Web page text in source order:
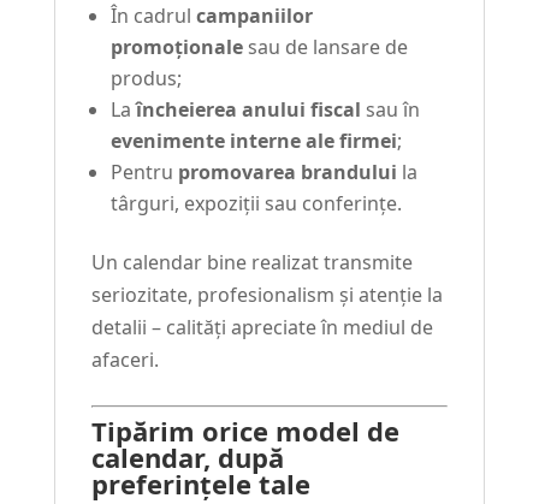
În cadrul campaniilor
promoționalesau de lansare de
produs;
Laîncheierea anului fiscal sau în
evenimente interne ale firmei;
Pentru promovarea brandului la
târguri, expoziții sau conferințe.
Un calendar bine realizat transmite
seriozitate, profesionalism și atenție la
detalii – calități apreciate în mediul de
afaceri.
Tipărim orice model de
calendar, după
preferințele tale